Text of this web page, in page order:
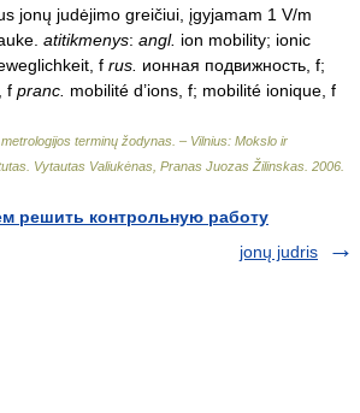
jonų judėjimo greičiui, įgyjamam 1 V/m
atitikmenys: angl. ion mobility; ionic
f rus. ионная подвижность, f;
f pranc. mobilité d’ions, f; mobilité ionique, f
terminų žodynas. – Vilnius: Mokslo ir
Vytautas Valiukėnas, Pranas Juozas Žilinskas 2006
решить контрольную работу
jonų judris